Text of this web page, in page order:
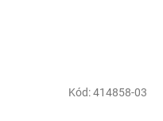
Kód:414858-03